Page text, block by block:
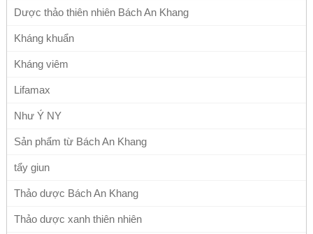
Dược thảo thiên nhiên Bách An Khang
Kháng khuẩn
Kháng viêm
Lifamax
Như Ý NY
Sản phẩm từ Bách An Khang
tẩy giun
Thảo dược Bách An Khang
Thảo dược xanh thiên nhiên